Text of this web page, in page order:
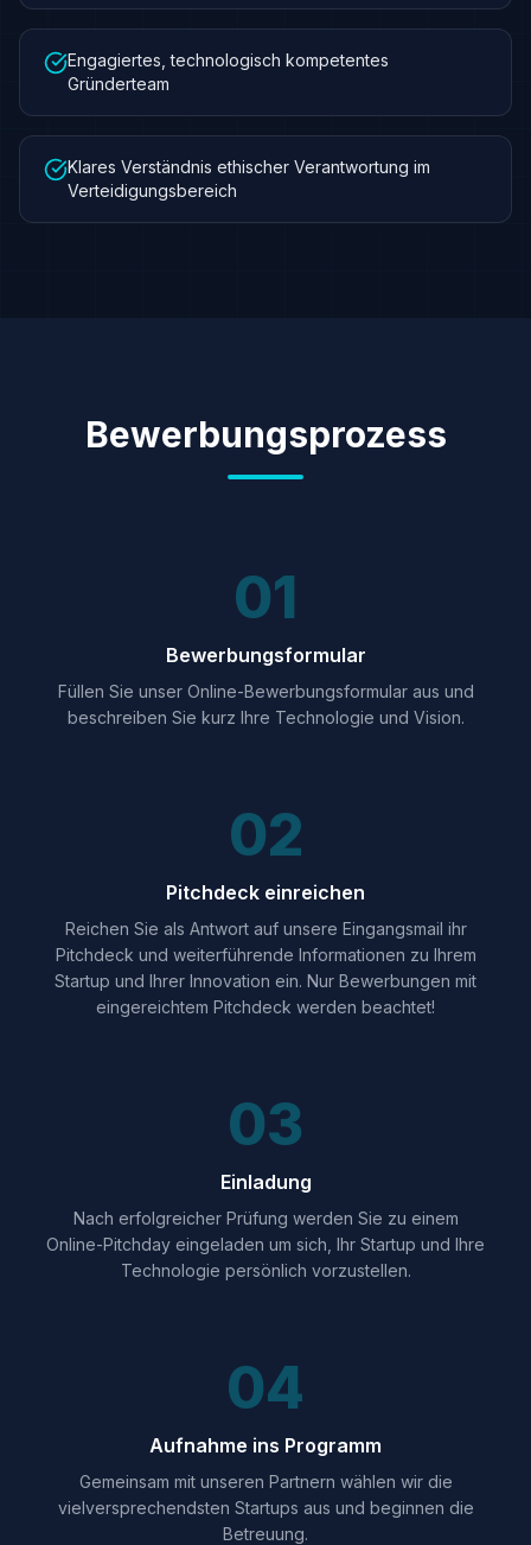
Engagiertes, technologisch kompetentes
Gründerteam
Klares Verständnis ethischer Verantwortung im
Verteidigungsbereich
Bewerbungsprozess
01
Bewerbungsformular
Füllen Sie unser Online-Bewerbungsformular aus und
beschreiben Sie kurz Ihre Technologie und Vision.
02
Pitchdeck einreichen
Reichen Sie als Antwort auf unsere Eingangsmail ihr
Pitchdeck und weiterführende Informationen zu Ihrem
Startup und Ihrer Innovation ein. Nur Bewerbungen mit
eingereichtem Pitchdeck werden beachtet!
03
Einladung
Nach erfolgreicher Prüfung werden Sie zu einem
Online-Pitchday eingeladen um sich, Ihr Startup und Ihre
Technologie persönlich vorzustellen.
04
Aufnahme ins Programm
Gemeinsam mit unseren Partnern wählen wir die
vielversprechendsten Startups aus und beginnen die
Betreuung.